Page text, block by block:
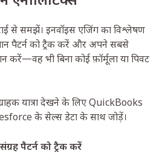
से समझें। इनवॉइस एजिंग का विश्लेषण
पैटर्न को ट्रैक करें और अपने सबसे
करें—वह भी बिना कोई फ़ॉर्मूला या पिवट
यात्रा देखने के लिए QuickBooks
के सेल्स डेटा के साथ जोड़ें।
पैटर्न को ट्रैक करें